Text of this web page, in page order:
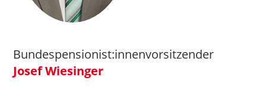
Bundespensionist:innenvorsitzender
Josef Wiesinger